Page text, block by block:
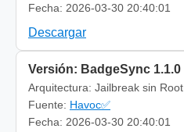
Fecha: 2026-03-30 20:40:01
Descargar
Versión: BadgeSync 1.1.0
Arquitectura: Jailbreak sin Root
Fuente: Havoc✅
Fecha: 2026-03-30 20:40:01